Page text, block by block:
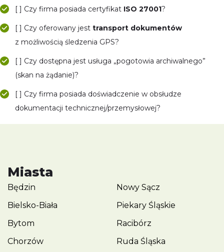
[ ] Czy firma posiada certyfikat ISO 27001?
[ ] Czy oferowany jest transport dokumentów
z możliwością śledzenia GPS?
[ ] Czy dostępna jest usługa „pogotowia archiwalnego”
(skan na żądanie)?
[ ] Czy firma posiada doświadczenie w obsłudze
dokumentacji technicznej/przemysłowej?
Miasta
Będzin
Bielsko-Biała
Bytom
Chorzów
Nowy Sącz
Piekary Śląskie
Racibórz
Ruda Śląska